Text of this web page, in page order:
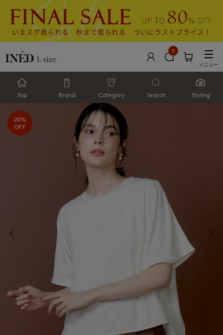
3
メニュー
Top Brand Category Search Styling
20%
OFF